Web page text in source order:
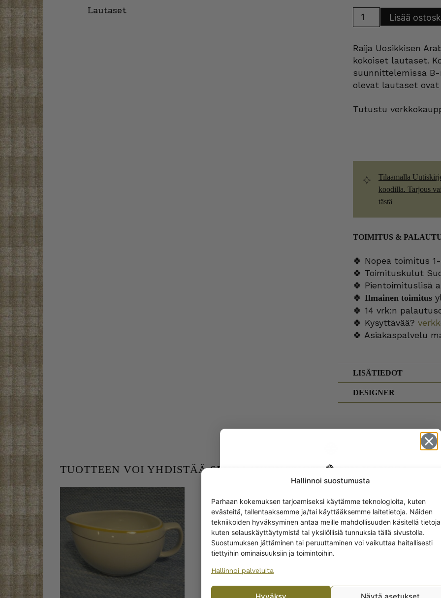
Hallinnoi suostumusta
Parhaan kokemuksen tarjoamiseksi käytämme teknologioita, kuten
evästeitä, tallentaaksemme ja/tai käyttääksemme laitetietoja. Näiden
tekniikoiden hyväksyminen antaa meille mahdollisuuden käsitellä
kuten selauskäyttäytymistä tai yksilöllisiä tunnuksia tällä sivustolla.
Suostumuksen jättäminen tai peruuttaminen voi vaikuttaa haitallisesti
tiettyihin ominaisuuksiin ja toimintoihin.
Hallinnoi palveluita
Lautaset
Urpo
Lisää
Raija Uosikkisen
kokoiset lautaset.
suunnittelemissa B-
olevat lautaset ovat
Tutustu
Tilaamalla
koodilla. Tarjous
tästä
TOIMITUS &
🍀 Nopea toimitus
🍀 Toimituskulut
🍀 Pientoimituslisä
🍀 Ilmainen toimitus
🍀 14 vrk:n
🍀 Kysyttävää?
🍀 Asiakaspalvelu
LISÄTIEDOT
DESIGNER
TUOTTEEN VOI YHDISTÄÄ SEURAAVIEN TUOTTEIDEN KANSSA
Get -5%
off?
Yes! I want the discount